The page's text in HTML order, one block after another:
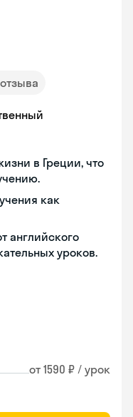
в Греции, что
как
английского
уроков.
от 1590 ₽ / урок